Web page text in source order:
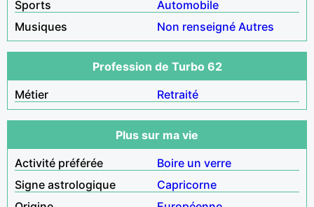
Sports
Automobile
Musiques
Non renseigné Autres
Profession de Turbo 62
Métier
Retraité
Plus sur ma vie
Activité préférée
Boire un verre
Signe astrologique
Capricorne